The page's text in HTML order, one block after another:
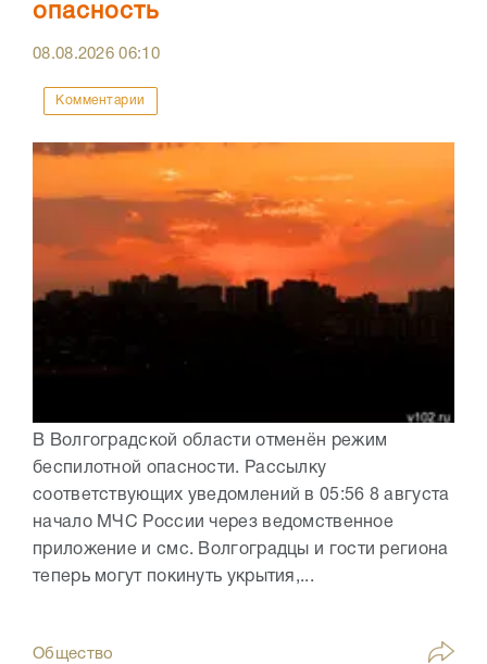
опасность
08.08.202606:10
Комментарии
В Волгоградской области отменён режим
беспилотной опасности. Рассылку
соответствующих уведомлений в 05:56 8 августа
начало МЧС России через ведомственное
приложение и смс. Волгоградцы и гости региона
теперь могут покинуть укрытия,...
Общество